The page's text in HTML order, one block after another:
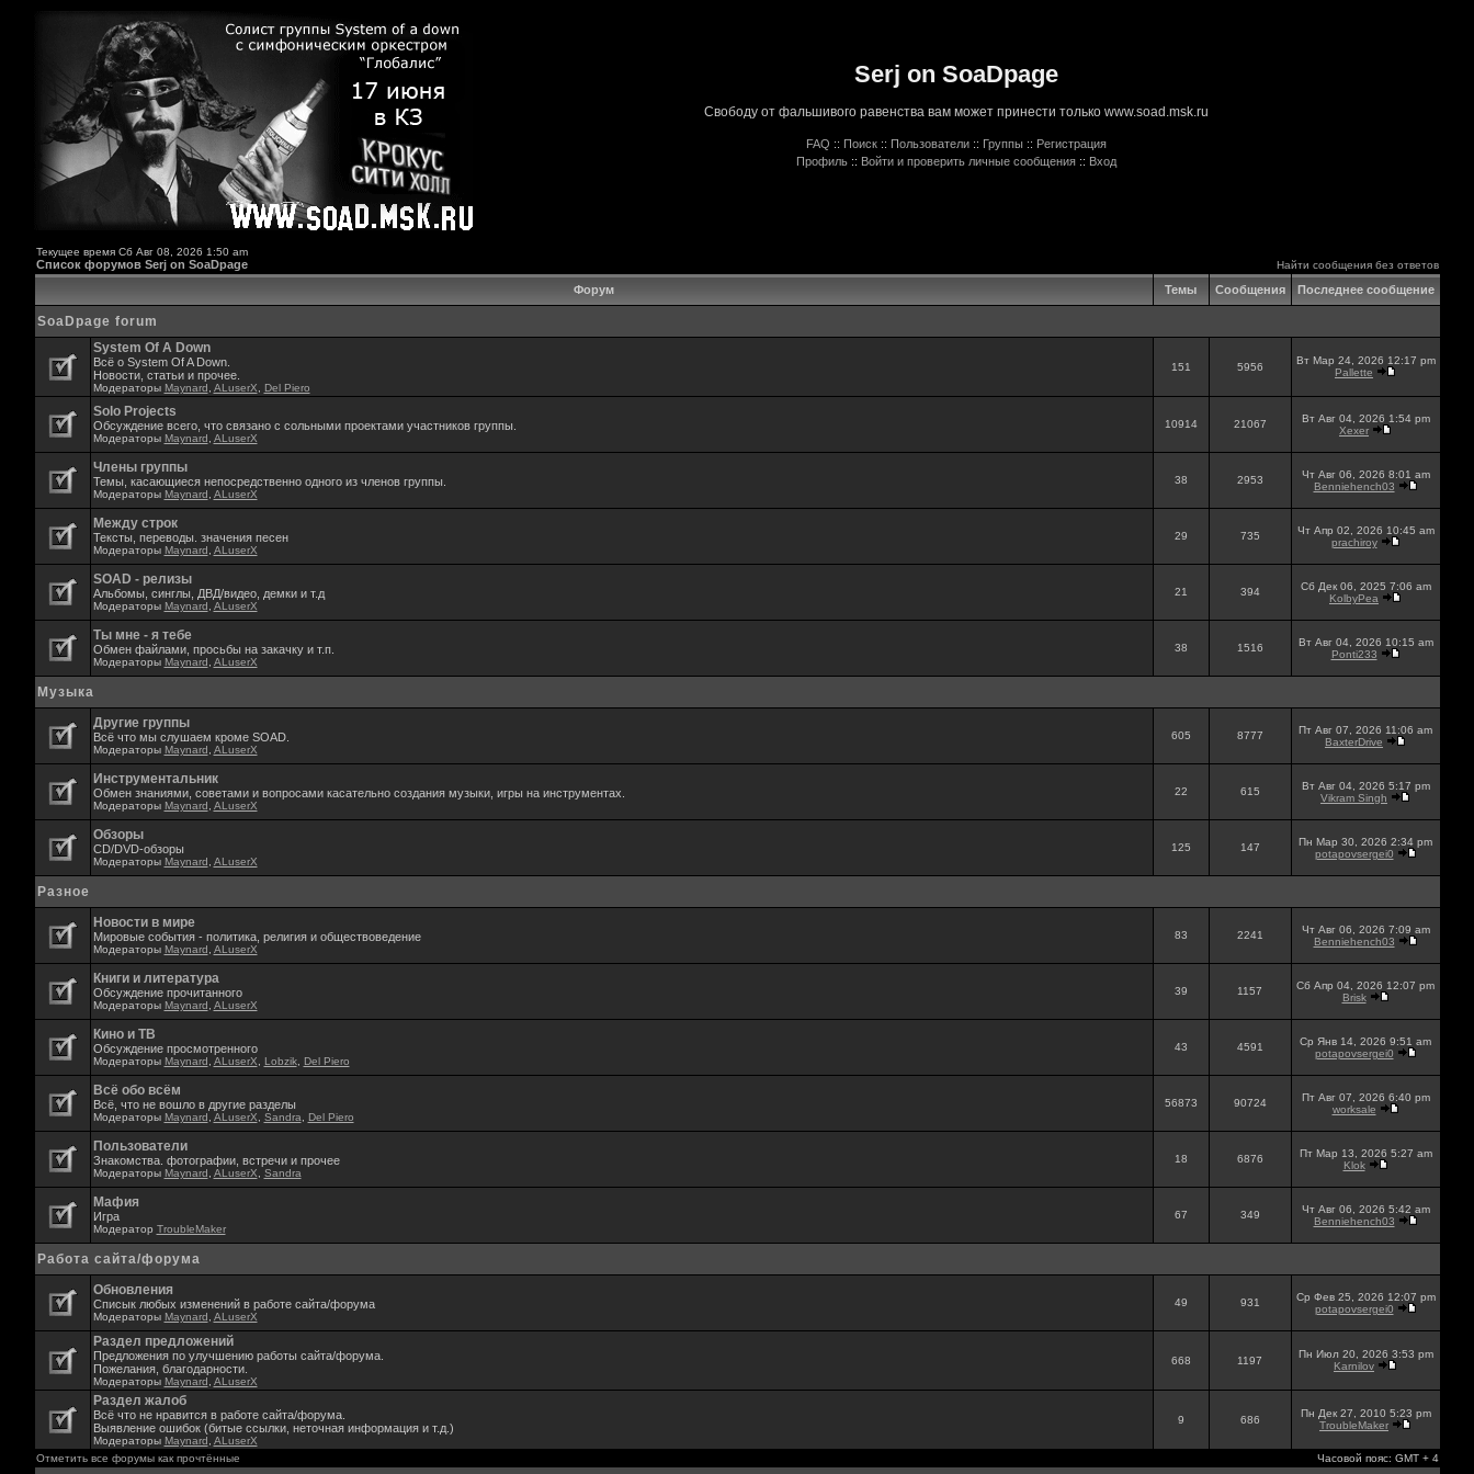
Serj on SoaDpage
Свободу от фальшивого равенства вам может принести только www.soad.msk.ru
FAQ :: Поиск :: Пользователи :: Группы :: Регистрация
Профиль :: Войти и проверить личные сообщения :: Вход
Текущее время Сб Авг 08, 2026 1:50 am
Список форумов Serj on SoaDpage Найти сообщения без ответов
Форум Темы Сообщения Последнее сообщение
SoaDpage forum
System Of A Down
Всё о System Of A Down.
Новости, статьи и прочее.
Модераторы Maynard ALuserX Del Piero
151 5956
Вт Мар 24, 2026 12:17 pm
Pallette
Solo Projects
Обсуждение всего, что связано с сольными проектами участников группы.
Модераторы Maynard ALuserX
10914 21067
Вт Авг 04, 2026 1:54 pm
Xexer
Члены группы
Темы, касающиеся непосредственно одного из членов группы.
Модераторы Maynard ALuserX
38 2953
Чт Авг 06, 2026 8:01 am
Benniehench03
Между строк
Тексты, переводы. значения песен
Модераторы Maynard ALuserX
29 735
Чт Апр 02, 2026 10:45 am
prachiroy
SOAD - релизы
Альбомы, синглы, ДВД/видео, демки и т.д
Модераторы Maynard ALuserX
21 394
Сб Дек 06, 2025 7:06 am
KolbyPea
Ты мне - я тебе
Обмен файлами, просьбы на закачку и т.п.
Модераторы Maynard ALuserX
38 1516
Вт Авг 04, 2026 10:15 am
Ponti233
Музыка
Другие группы
Всё что мы слушаем кроме SOAD.
Модераторы Maynard ALuserX
605 8777
Пт Авг 07, 2026 11:06 am
BaxterDrive
Инструментальник
Обмен знаниями, советами и вопросами касательно создания музыки, игры на инструментах.
Модераторы Maynard ALuserX
22 615
Вт Авг 04, 2026 5:17 pm
Vikram Singh
Обзоры
CD/DVD-обзоры
Модераторы Maynard ALuserX
125 147
Пн Мар 30, 2026 2:34 pm
potapovsergei0
Разное
Новости в мире
Мировые события - политика, религия и обществоведение
Модераторы Maynard ALuserX
83 2241
Чт Авг 06, 2026 7:09 am
Benniehench03
Книги и литература
Обсуждение прочитанного
Модераторы Maynard ALuserX
39 1157
Сб Апр 04, 2026 12:07 pm
Brisk
Кино и ТВ
Обсуждение просмотренного
Модераторы Maynard ALuserX Lobzik, Del Piero
43 4591
Ср Янв 14, 2026 9:51 am
potapovsergei0
Всё обо всём
Всё, что не вошло в другие разделы
Модераторы Maynard ALuserX Sandra Del Piero
56873 90724
Пт Авг 07, 2026 6:40 pm
worksale
Пользователи
Знакомства. фотографии, встречи и прочее
Модераторы Maynard ALuserX Sandra
18 6876
Пт Мар 13, 2026 5:27 am
Klok
Мафия
Игра
Модератор TroubleMaker
67 349
Чт Авг 06, 2026 5:42 am
Benniehench03
Работа сайта/форума
Обновления
Списык любых изменений в работе сайта/форума
Модераторы Maynard ALuserX
49 931
Ср Фев 25, 2026 12:07 pm
potapovsergei0
Раздел предложений
Предложения по улучшению работы сайта/форума.
Пожелания, благодарности.
Модераторы Maynard ALuserX
668 1197
Пн Июл 20, 2026 3:53 pm
Karnilov
Раздел жалоб
Всё что не нравится в работе сайта/форума.
Выявление ошибок (битые ссылки, неточная информация и т.д.)
Модераторы Maynard ALuserX
9 686
Пн Дек 27, 2010 5:23 pm
TroubleMaker
Отметить все форумы как прочтённые Часовой пояс: GMT + 4